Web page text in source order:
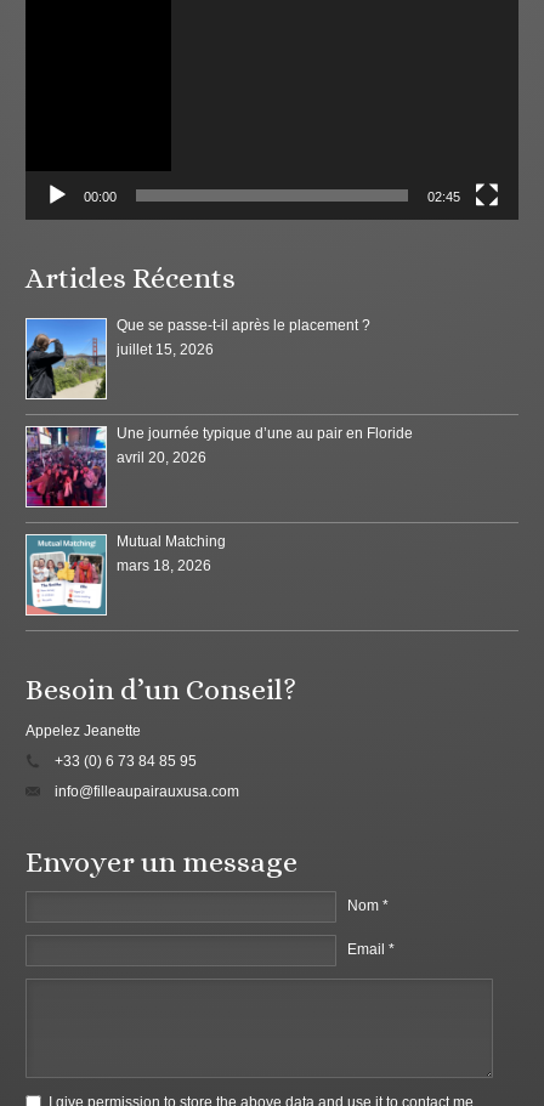
00:00 02:45
Articles Récents
Que se passe-t-il après le placement ?
juillet 15, 2026
Une journée typique d’une au pair en Floride
avril 20, 2026
Mutual Matching
mars 18, 2026
Besoin d’un Conseil?
Appelez Jeanette
+33 (0) 6 73 84 85 95
info@filleaupairauxusa.com
Envoyer un message
Nom *
Email *
I give permission to store the above data and use it to contact me.